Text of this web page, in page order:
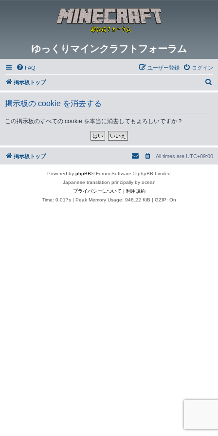
ゆっくりマインクラフトフォーラム
FAQ ログイン
ユーザー登録
掲示板トップ
索
掲示板の cookie を消去する
この掲示板のすべての cookie を本当に消去してもよろしいですか？
掲示板トップ All times are UTC+09:00
Powered by phpBB® Forum Software © phpBB Limited
Japanese translation principally by ocean
プライバシーについて | 利用規約
Time: 0.017s | Peak Memory Usage: 948.22 KiB | GZIP: On